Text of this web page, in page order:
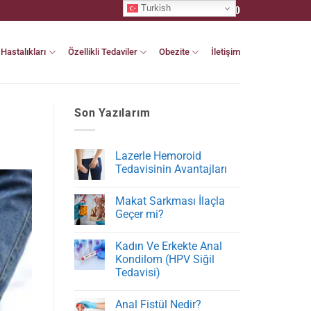
+90 530 881 07 20
Özellikli Tedaviler Obezite İletişim
Son Yazılarım
Lazerle Hemoroid
Tedavisinin Avantajları
Lazerle
Hemoroid
Tedavisinin
Makat Sarkması İlaçla
Geçer mi?
Makat
Sarkması
İlaçla
Geçer
Kadın Ve Erkekte Anal
Kondilom (HPV Siğil
Tedavisi)
Kadın
Anal Fistül Nedir?
Turkish